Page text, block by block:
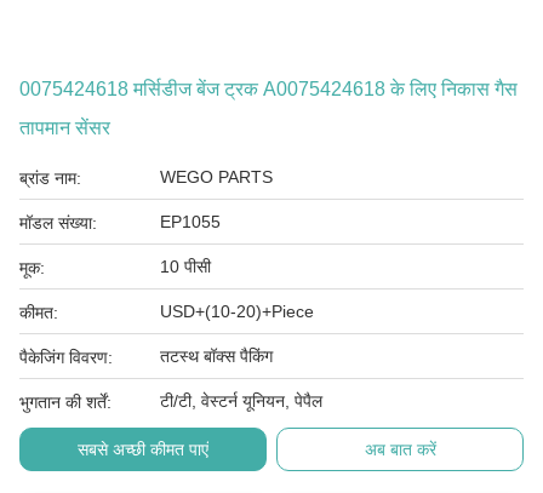
0075424618 मर्सिडीज बेंज ट्रक A0075424618 के लिए निकास गैस
तापमान सेंसर
ब्रांड नाम: WEGO PARTS
मॉडल संख्या: EP1055
मूक: 10 पीसी
कीमत: USD+(10-20)+Piece
पैकेजिंग विवरण: तटस्थ बॉक्स पैकिंग
भुगतान की शर्तें: टी/टी, वेस्टर्न यूनियन, पेपैल
सबसे अच्छी कीमत पाएं अब बात करें